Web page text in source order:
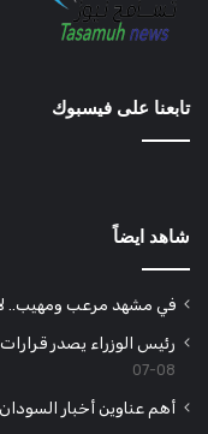
تابعنا على فيسبوك
شاهد ايضاً
في مشهد مرعب ومهيب..
رئيس الوزراء يصدر
08-07
أهم عناوين أخبار